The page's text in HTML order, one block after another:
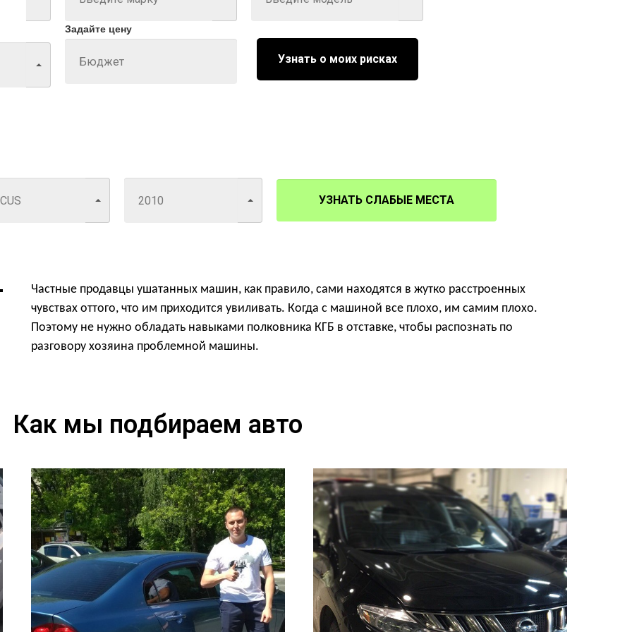
Задайте цену
Узнать о моих рисках
УЗНАТЬ СЛАБЫЕ МЕСТА
Частные продавцы ушатанных машин, как правило, сами находятся в жутко расстроенных
чувствах оттого, что им приходится увиливать. Когда с машиной все плохо, им самим плохо.
Поэтому не нужно обладать навыками полковника КГБ в отставке, чтобы распознать по
разговору хозяина проблемной машины.
Как мы подбираем авто